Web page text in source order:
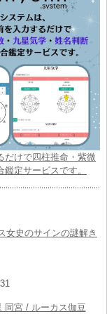
だけで四柱推命・紫微
定サービスです。
女史のサインの謎解き
同宮 / ルーカス伽豆